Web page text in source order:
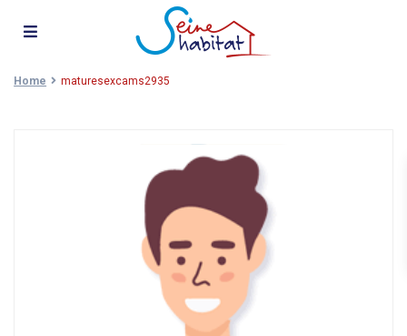
Home maturesexcams2935